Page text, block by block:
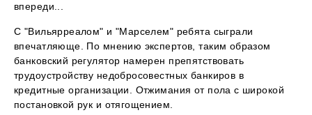
впереди...
С "Вильярреалом" и "Марселем" ребята сыграли
впечатляюще. По мнению экспертов, таким образом
банковский регулятор намерен препятствовать
трудоустройству недобросовестных банкиров в
кредитные организации. Отжимания от пола с широкой
постановкой рук и отягощением.